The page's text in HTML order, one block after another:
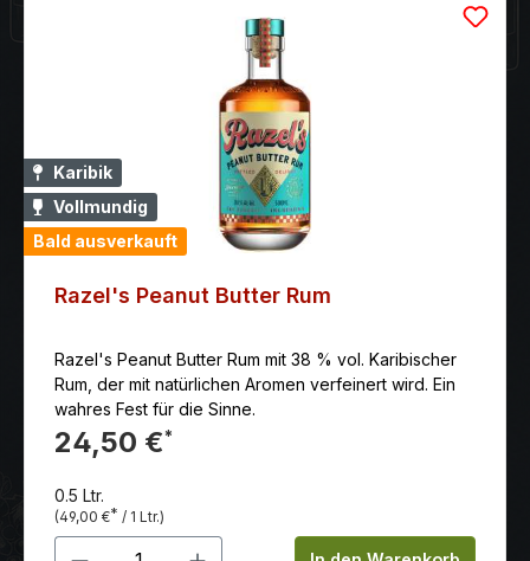
Karibik
Vollmundig
Bald ausverkauft
Razel's Peanut Butter Rum
Razel's Peanut Butter Rum mit 38 % vol. Karibischer
Rum, der mit natürlichen Aromen verfeinert wird. Ein
wahres Fest für die Sinne.
24,50 €*
0.5 Ltr.
(49,00 €* / 1 Ltr.)
Produkt Anzahl: Gib den